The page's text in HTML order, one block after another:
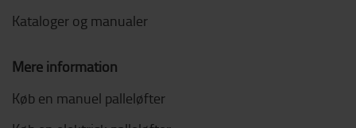
Kataloger og manualer
Mere information
Køb en manuel palleløfter